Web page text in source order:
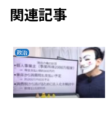
関連記事
政治